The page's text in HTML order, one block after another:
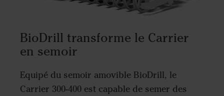
BioDrill transforme le Carrier
en semoir
Equipé du semoir amovible BioDrill, le
Carrier 300-400 est capable de semer des